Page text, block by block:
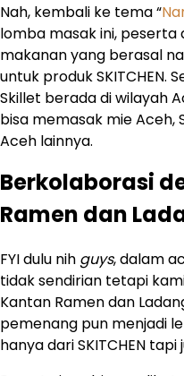
Nah, kembali ke tema “
lomba masak ini,
makanan yang berasal
untuk produk SKITCHEN.
Skillet berada di wilayah
bisa memasak mie Aceh,
Aceh lainnya.
Berkolaborasi
Ramen dan
FYI dulu nih guys, dalam
tidak sendirian tetapi
Kantan Ramen dan
pemenang pun menjadi
hanya dari SKITCHEN tapi